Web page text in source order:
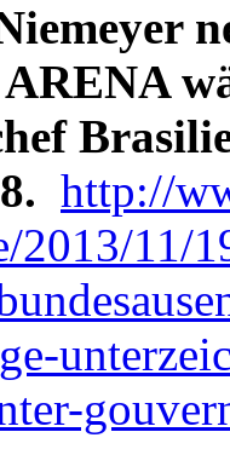
http://
2013/11/